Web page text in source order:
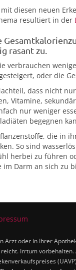
diesen neuen
resultiert in der
rasant zu.
verbrauchen
oder die
dass nicht
Vitamine,
nur weniger
begegnen
die in
So sind
herbei zu führen
im Darm an sich zu
oder in Ihrer
Irrtum